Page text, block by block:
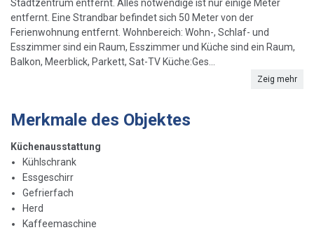
Stadtzentrum entfernt. Alles notwendige ist nur einige Meter
entfernt. Eine Strandbar befindet sich 50 Meter von der
Ferienwohnung entfernt. Wohnbereich: Wohn-, Schlaf- und
Esszimmer sind ein Raum, Esszimmer und Küche sind ein Raum,
Balkon, Meerblick, Parkett, Sat-TV Küche:Ges...
Zeig mehr
Merkmale des Objektes
Küchenausstattung
Kühlschrank
Essgeschirr
Gefrierfach
Herd
Kaffeemaschine